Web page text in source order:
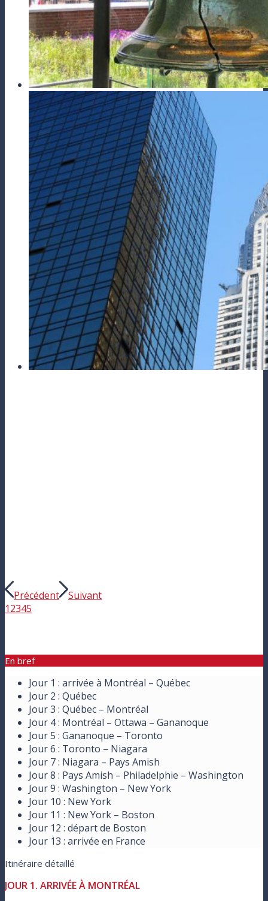
Précédent
Suivant
12345
En bref
Jour 1 : arrivée à Montréal – Québec
Jour 2 : Québec
Jour 3 : Québec – Montréal
Jour 4 : Montréal – Ottawa – Gananoque
Jour 5 : Gananoque – Toronto
Jour 6 : Toronto – Niagara
Jour 7 : Niagara – Pays Amish
Jour 8 : Pays Amish – Philadelphie – Washington
Jour 9 : Washington – New York
Jour 10 : New York
Jour 11 : New York – Boston
Jour 12 : départ de Boston
Jour 13 : arrivée en France
Itinéraire détaillé
JOUR 1. ARRIVÉE À MONTRÉAL